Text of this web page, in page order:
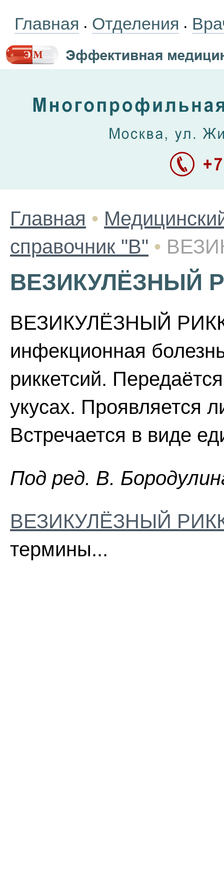
Главная • Отделения •
Главная •
справочник "В" •
ВЕЗИКУЛЁЗНЫЙ
ВЕЗИКУЛЁЗНЫЙ
инфекционная
риккетсий.
укусах. Проявляется
Встречается в виде
Пoд peд. B.
ВЕЗИКУЛЁЗНЫЙ
термины...